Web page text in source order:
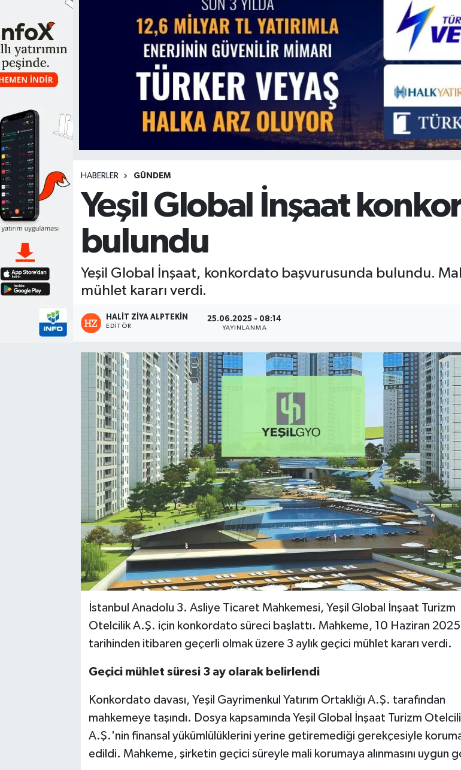
BITCOIN
HABERLER GÜNDEM
Yeşil Global İnşaat
bulundu
Yeşil Global İnşaat, konkordato başvurusunda bulundu.
mühlet kararı verdi.
HALIT ZIYA ALPTEKIN
EDITÖR
25.06.2025 - 08:14
YAYINLANMA
İstanbul Anadolu 3. Asliye Ticaret Mahkemesi, Yeşil Global İnşaat Turizm
Otelcilik A.Ş. için konkordato süreci başlattı. Mahkeme, 10 Haziran 2025
tarihinden itibaren geçerli olmak üzere 3 aylık geçici mühlet kararı verdi.
Geçici mühlet süresi 3 ay olarak belirlendi
Konkordato davası, Yeşil Gayrimenkul Yatırım Ortaklığı A.Ş. tarafından
mahkemeye taşındı. Dosya kapsamında Yeşil Global İnşaat Turizm
A.Ş.'nin finansal yükümlülüklerini yerine getiremediği gerekçesiyle
edildi. Mahkeme, şirketin geçici süreyle mali korumaya alınmasını uygun